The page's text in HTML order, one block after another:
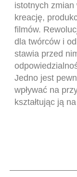
istotnych zmian
kreację,
filmów.
dla twórców i
stawia przed
Jedno jest
wpływać na
kształtując ją